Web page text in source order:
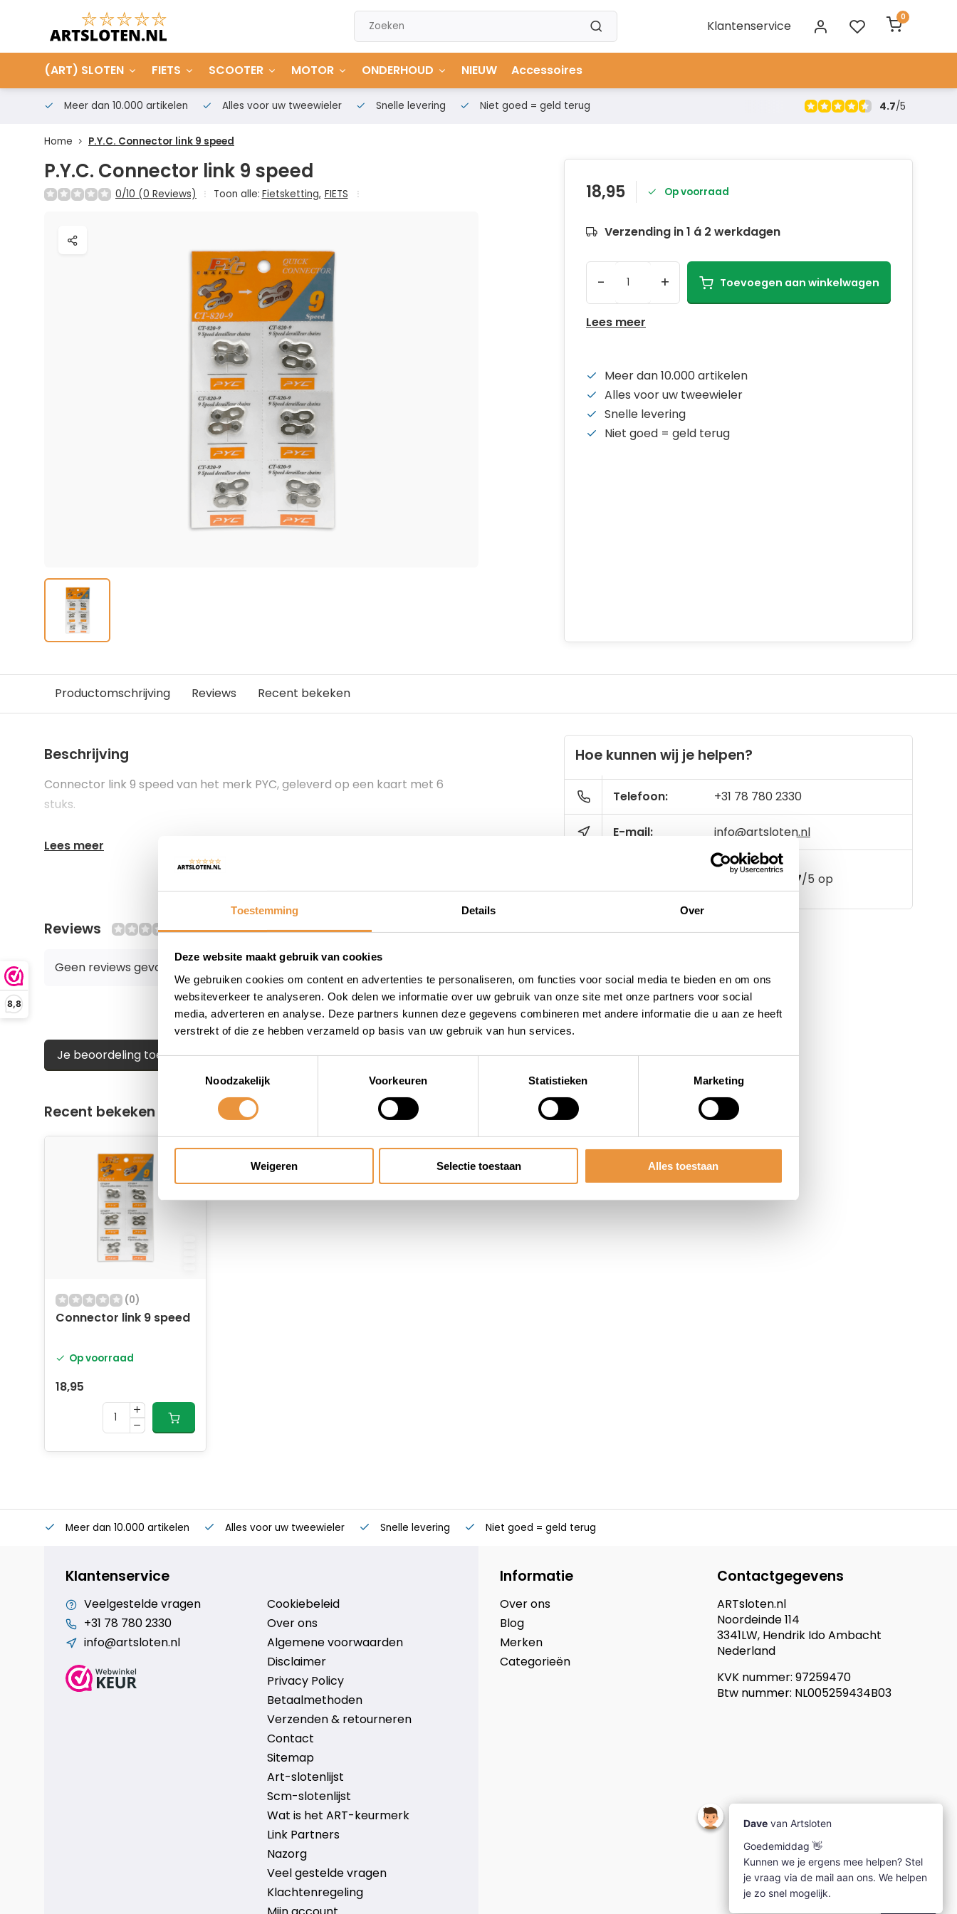
Toestemming Details Over
Deze website maakt gebruik van cookies
We gebruiken cookies om content en advertenties te personaliseren, om functies voor social media te bieden en om ons
websiteverkeer te analyseren. Ook delen we informatie over uw gebruik van onze site met onze partners voor social
media, adverteren en analyse. Deze partners kunnen deze gegevens combineren met andere informatie die u aan ze heeft
verstrekt of die ze hebben verzameld op basis van uw gebruik van hun services.
Noodzakelijk
Voorkeuren Statistieken Marketing
Weigeren Selectie toestaan Alles toestaan
8,8
Klantenservice
0
(ART) SLOTEN FIETS SCOOTER MOTOR ONDERHOUD NIEUW Accessoires
Meer dan 10.000 artikelen Alles voor uw tweewieler Snelle levering Niet goed = geld terug 4.7/5
Home P.Y.C. Connector link 9 speed
P.Y.C. Connector link 9 speed
0/10 (0 Reviews) Toon alle: Fietsketting, FIETS 18,95 Op voorraad
Verzending in 1 á 2 werkdagen
- + Toevoegen aan winkelwagen
Lees meer
Meer dan 10.000 artikelen
Alles voor uw tweewieler
Snelle levering
Niet goed = geld terug
Productomschrijving Reviews Recent bekeken
Beschrijving
Connector link 9 speed van het merk PYC, geleverd op een kaart met 6
stuks.
Lees meer
Reviews 0/10
Geen reviews gevonden
Je beoordeling toevoegen
Hoe kunnen wij je helpen?
Telefoon: +31 78 780 2330
E-mail: info@artsloten.nl
klanten geven een 4.7/5 op
Recent bekeken
(0)
Connector link 9 speed
Op voorraad
18,95
Meer dan 10.000 artikelen Alles voor uw tweewieler Snelle levering Niet goed = geld terug
Klantenservice
Veelgestelde vragen
+31 78 780 2330
info@artsloten.nl
Cookiebeleid
Over ons
Algemene voorwaarden
Disclaimer
Privacy Policy
Betaalmethoden
Verzenden & retourneren
Contact
Sitemap
Art-slotenlijst
Scm-slotenlijst
Wat is het ART-keurmerk
Link Partners
Nazorg
Veel gestelde vragen
Klachtenregeling
Informatie
Over ons
Blog
Merken
Categorieën
Contactgegevens
ARTsloten.nl
Noordeinde 114
3341LW, Hendrik Ido Ambacht
Nederland
KVK nummer: 97259470
Btw nummer: NL005259434B03